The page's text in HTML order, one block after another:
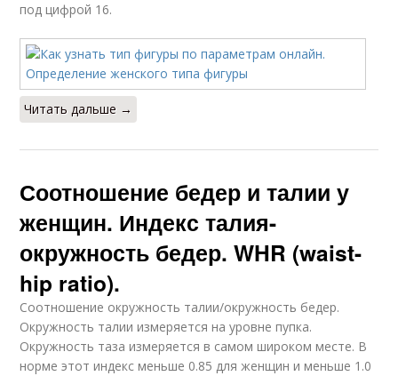
под цифрой 16.
Читать дальше →
Соотношение бедер и талии у
женщин. Индекс талия-
окружность бедер. WHR (waist-
hip ratio).
Соотношение окружность талии/окружность бедер.
Окружность талии измеряется на уровне пупка.
Окружность таза измеряется в самом широком месте. В
норме этот индекс меньше 0.85 для женщин и меньше 1.0